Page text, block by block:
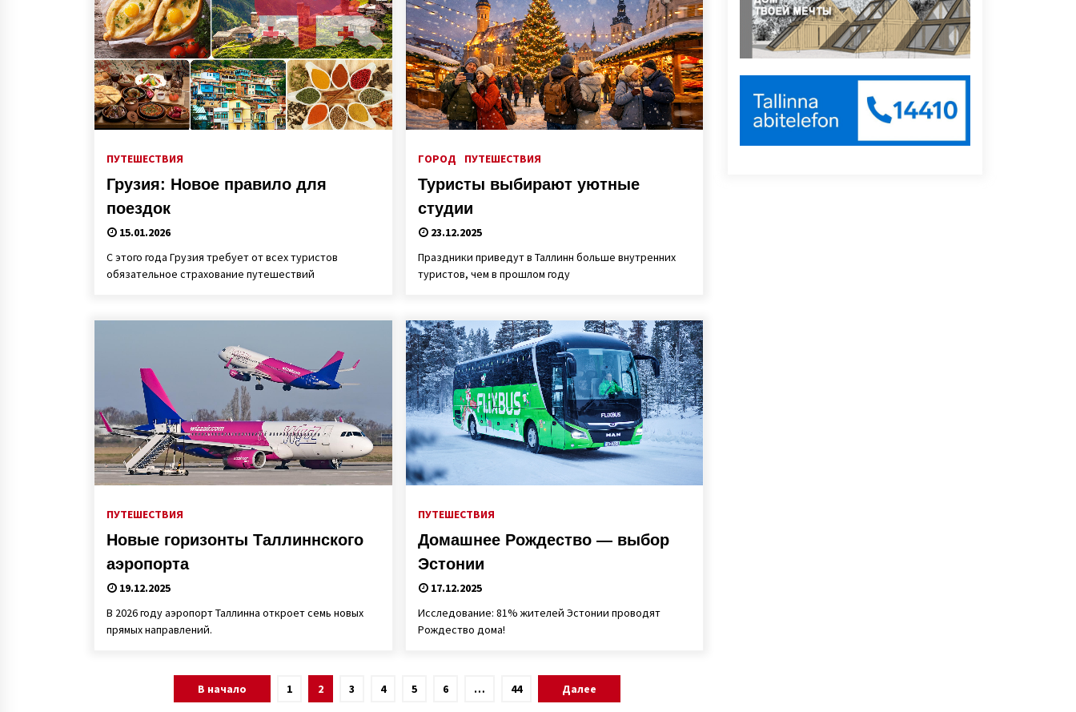
ПУТЕШЕСТВИЯ
Грузия: Новое правило для
поездок
15.01.2026
С этого года Грузия требует от всех туристов
обязательное страхование путешествий
ГОРОД ПУТЕШЕСТВИЯ
Туристы выбирают уютные
студии
23.12.2025
Праздники приведут в Таллинн больше внутренних
туристов, чем в прошлом году
ПУТЕШЕСТВИЯ
Новые горизонты Таллиннского
аэропорта
19.12.2025
В 2026 году аэропорт Таллинна откроет семь новых
прямых направлений.
ПУТЕШЕСТВИЯ
Домашнее Рождество — выбор
Эстонии
17.12.2025
Исследование: 81% жителей Эстонии проводят
Рождество дома!
В начало 1 2 3 4 5 6 … 44 Далее